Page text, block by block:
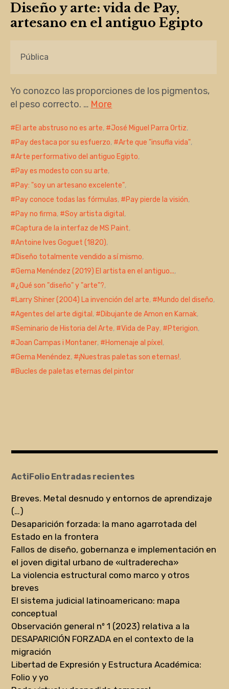
Diseño y arte: vida de Pay,
artesano en el antiguo Egipto
Pública
Yo conozco las proporciones de los pigmentos,
el peso correcto. … More
El arte abstruso no es arte, José Miguel Parra Ortiz,
Pay destaca por su esfuerzo, Arte que "insufla vida",
Arte performativo del antiguo Egipto,
Pay es modesto con su arte,
Pay: "soy un artesano excelente",
Pay conoce todas las fórmulas, Pay pierde la visión,
Pay no firma, Soy artista digital ,
Captura de la interfaz de MS Paint,
Antoine Ives Goguet (1820),
Diseño totalmente vendido a sí mismo,
Gema Menéndez (2019) El artista en el antiguo...,
¿Qué son "diseño" y "arte"?,
Larry Shiner (2004) La invención del arte, Mundo del diseño,
Agentes del arte digital , Dibujante de Amon en Karnak,
Seminario de Historia del Arte, Vida de Pay, Pterigion,
Joan Campas i Montaner, Homenaje al píxel ,
Gema Menéndez, ¡Nuestras paletas son eternas!,
Bucles de paletas eternas del pintor
ActiFolio Entradas recientes
Breves. Metal desnudo y entornos de aprendizaje
(…)
Desaparición forzada: la mano agarrotada del
Estado en la frontera
Fallos de diseño, gobernanza e implementación en
el joven digital urbano de «ultraderecha»
La violencia estructural como marco y otros
breves
El sistema judicial latinoamericano: mapa
conceptual
Observación general nº 1 (2023) relativa a la
DESAPARICIÓN FORZADA en el contexto de la
migración
Libertad de Expresión y Estructura Académica:
Folio y yo